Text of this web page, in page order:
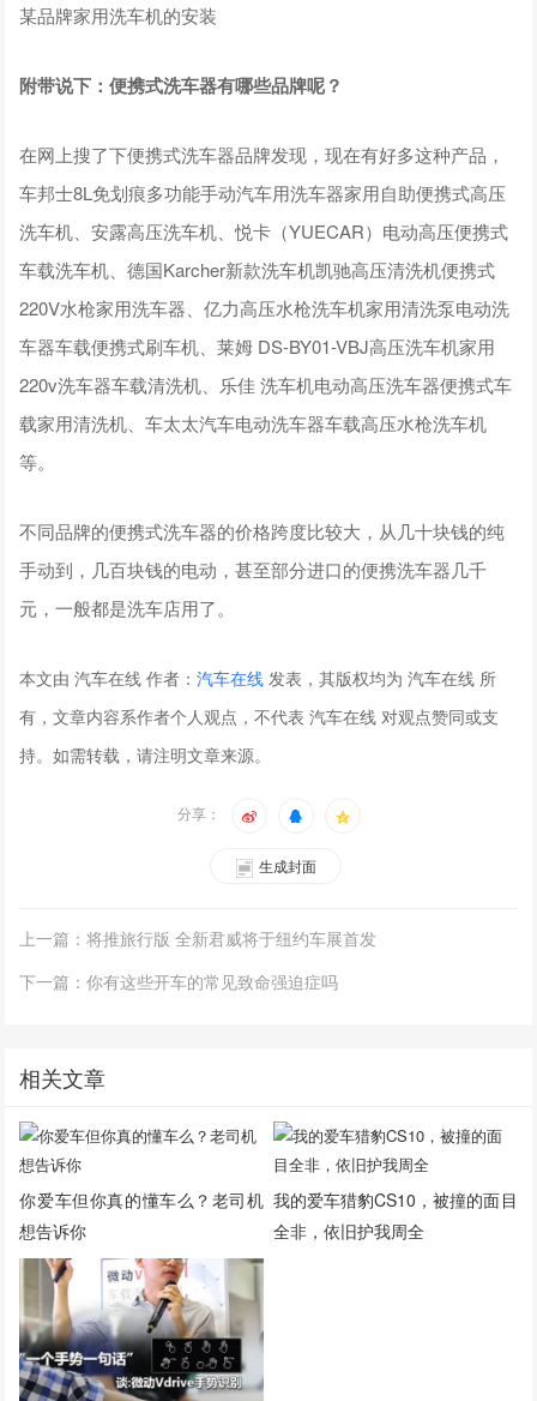
某品牌家用洗车机的安装
附带说下：便携式洗车器有哪些品牌呢？
在网上搜了下便携式洗车器品牌发现，现在有好多这种产品，
车邦士8L免划痕多功能手动汽车用洗车器家用自助便携式高压
洗车机、安露高压洗车机、悦卡（YUECAR）电动高压便携式
车载洗车机、德国Karcher新款洗车机凯驰高压清洗机便携式
220V水枪家用洗车器、亿力高压水枪洗车机家用清洗泵电动洗
车器车载便携式刷车机、莱姆 DS-BY01-VBJ高压洗车机家用
220v洗车器车载清洗机、乐佳 洗车机电动高压洗车器便携式车
载家用清洗机、车太太汽车电动洗车器车载高压水枪洗车机
等。
不同品牌的便携式洗车器的价格跨度比较大，从几十块钱的纯
手动到，几百块钱的电动，甚至部分进口的便携洗车器几千
元，一般都是洗车店用了。
本文由 汽车在线 作者：汽车在线 发表，其版权均为 汽车在线 所
有，文章内容系作者个人观点，不代表 汽车在线 对观点赞同或支
持。如需转载，请注明文章来源。
分享：
生成封面
上一篇：将推旅行版 全新君威将于纽约车展首发
下一篇：你有这些开车的常见致命强迫症吗
相关文章
你爱车但你真的懂车么？老司机
想告诉你
我的爱车猎豹CS10，被撞的面目
全非，依旧护我周全